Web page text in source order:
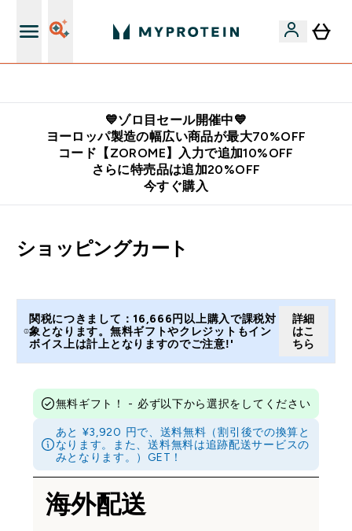
💙ゾロ目セール開催中💙
ヨーロッパ製造の幅広い商品が最大70%OFF
コード【ZOROME】入力で追加10%OFF
さらに特売品は追加20%OFF
今すぐ購入
ショッピングカート
関税につきまして：16,666円以上購入で課税対
象となります。無料ギフトやクレジットもイン
ボイス上は計上となりますのでご注意!'
詳細
はこ
ちら
無料ギフト！ - 必ず以下から選択をしてください
あと ¥3,920 円で、送料無料（割引後での換算と
なります。また、送料無料は追跡配送サービスの
みとなります。）GET！
海外配送